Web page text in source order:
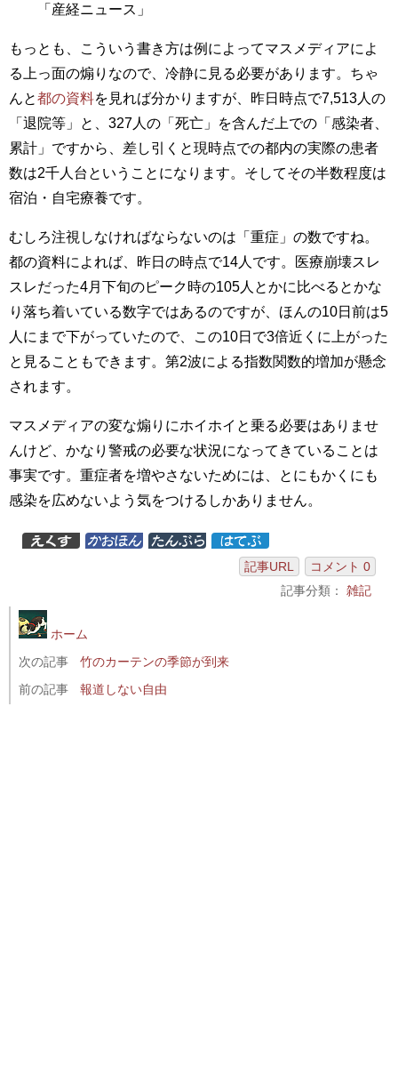
「産経ニュース」
もっとも、こういう書き方は例によってマスメディアによ
る上っ面の煽りなので、冷静に見る必要があります。ちゃ
んと都の資料を見れば分かりますが、昨日時点で7,513人の
「退院等」と、327人の「死亡」を含んだ上での「感染者、
累計」ですから、差し引くと現時点での都内の実際の患者
数は2千人台ということになります。そしてその半数程度は
宿泊・自宅療養です。
むしろ注視しなければならないのは「重症」の数ですね。
都の資料によれば、昨日の時点で14人です。医療崩壊スレ
スレだった4月下旬のピーク時の105人とかに比べるとかな
り落ち着いている数字ではあるのですが、ほんの10日前は5
人にまで下がっていたので、この10日で3倍近くに上がった
と見ることもできます。第2波による指数関数的増加が懸念
されます。
マスメディアの変な煽りにホイホイと乗る必要はありませ
んけど、かなり警戒の必要な状況になってきていることは
事実です。重症者を増やさないためには、とにもかくにも
感染を広めないよう気をつけるしかありません。
記事URL
コメント 0
記事分類： 雑記
ホーム
次の記事
竹のカーテンの季節が到来
前の記事
報道しない自由